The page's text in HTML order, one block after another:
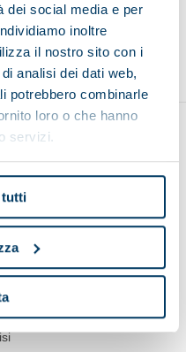
dei social media e per
inoltre
il nostro sito con i
analisi dei dati web,
potrebbero combinarle
loro o che hanno
servizi.
tutti